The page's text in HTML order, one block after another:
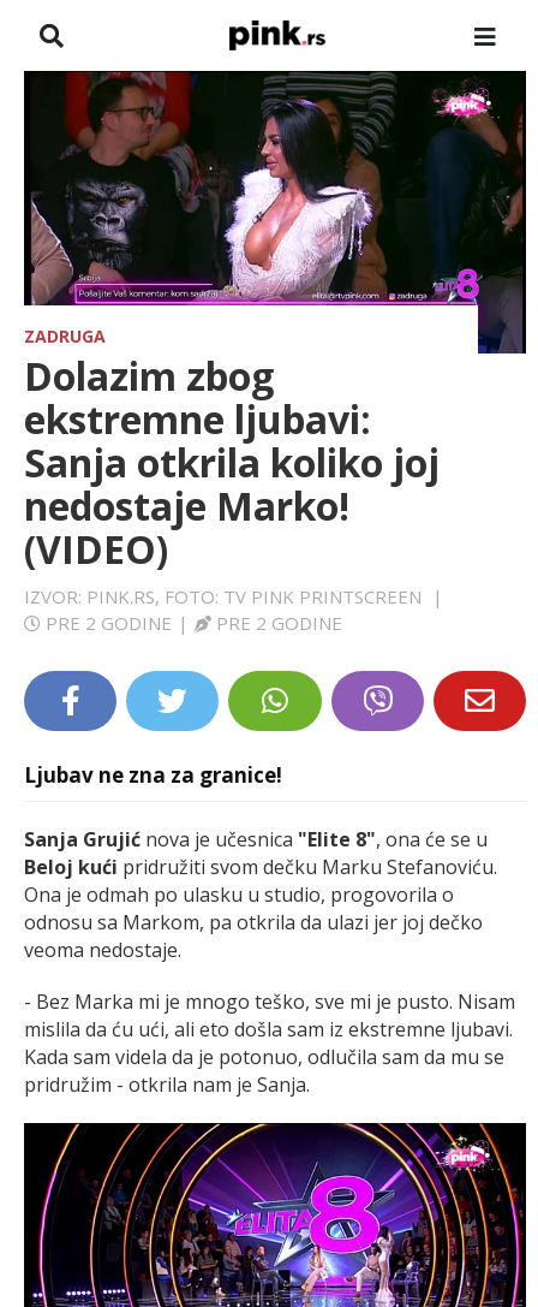
NASLOVNA
VESTI
ZADRUGA
SHOWBIZ
HRONIKA
FARMERI
TV
SPORT
LIFESTYLE
EXTRA
ZADRUGA
Dolazim zbog
ekstremne ljubavi:
Sanja otkrila koliko joj
nedostaje Marko!
(VIDEO)
IZVOR: PINK.RS, FOTO: TV PINK PRINTSCREEN
|
PRE 2 GODINE | PRE 2 GODINE
Ljubav ne zna za granice!
Sanja Grujić nova je učesnica "Elite 8", ona će se u
Beloj kući pridružiti svom dečku Marku Stefanoviću.
Ona je odmah po ulasku u studio, progovorila o
odnosu sa Markom, pa otkrila da ulazi jer joj dečko
veoma nedostaje.
- Bez Marka mi je mnogo teško, sve mi je pusto. Nisam
mislila da ću ući, ali eto došla sam iz ekstremne ljubavi.
Kada sam videla da je potonuo, odlučila sam da mu se
pridružim - otkrila nam je Sanja.